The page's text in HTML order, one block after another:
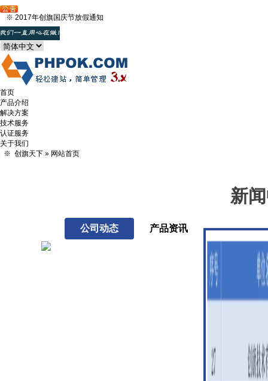
※ 2017年创旗国庆节放假通知
首页
产品介绍
解决方案
技术服务
认证服务
关于我们
※ 创旗天下 » 网站首页
新
公司动态 产品资讯